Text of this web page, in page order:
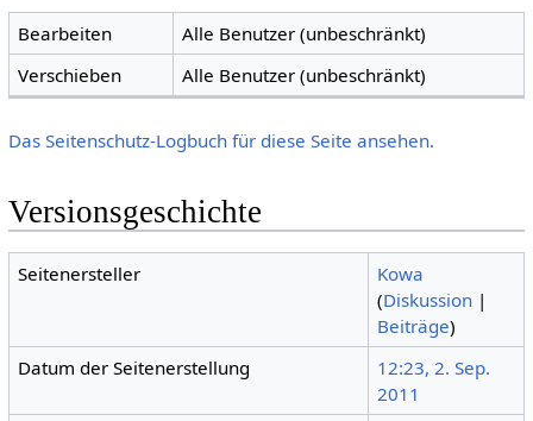
Bearbeiten
Alle Benutzer (unbeschränkt)
Verschieben
Alle Benutzer (unbeschränkt)
Das Seitenschutz-Logbuch für diese Seite ansehen.
Versionsgeschichte
Seitenersteller
Kowa
(Diskussion |
Beiträge)
Datum der Seitenerstellung
12:23, 2. Sep.
2011